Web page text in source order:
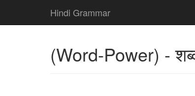
Hindi Grammar
(Word-Power) -